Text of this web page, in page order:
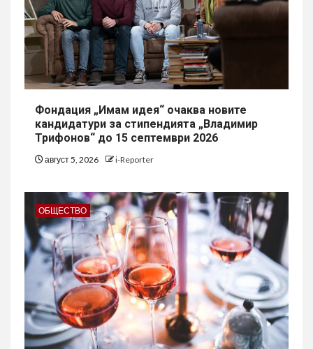
Фондация „Имам идея“ очаква новите
кандидатури за стипендията „Владимир
Трифонов“ до 15 септември 2026
август 5, 2026 i-Reporter
ОБЩЕСТВО